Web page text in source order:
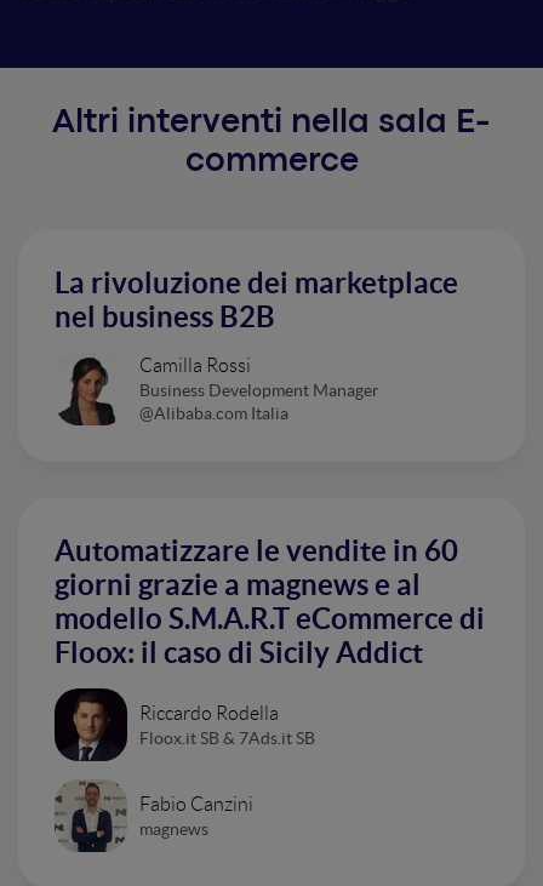
Altri interventi nella sala E-
commerce
La rivoluzione dei marketplace
nel business B2B
Camilla Rossi
Business Development Manager
@Alibaba.com Italia
Automatizzare le vendite in 60
giorni grazie a magnews e al
modello S.M.A.R.T eCommerce di
Floox: il caso di Sicily Addict
Riccardo Rodella
Floox.it SB & 7Ads.it SB
Fabio Canzini
magnews